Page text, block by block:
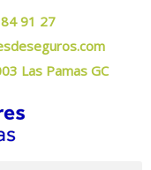
91 27
Las Pamas GC